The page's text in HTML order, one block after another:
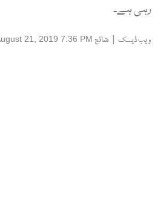
رہی ہے۔
ویب ڈیسک | شائع 21, 2019 7:36 PM